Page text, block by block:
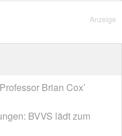
Anzeige
Brian Cox’
BVVS lädt zum